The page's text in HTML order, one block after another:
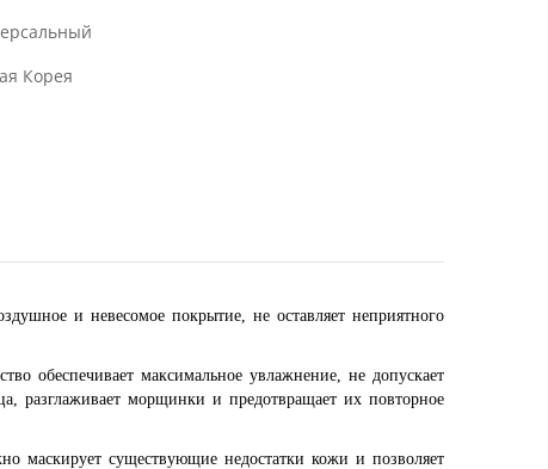
Корея
и невесомое покрытие, не оставляет неприятного
обеспечивает максимальное увлажнение, не допускает
разглаживает морщинки и предотвращает их повторное
маскирует существующие недостатки кожи и позволяет